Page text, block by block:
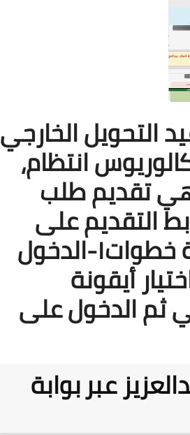
التحويل الخارجي
انتظام،
تقديم طلب
من خلال رابط التقديم على
خطوات١-الدخول
أيقونة
ثم الدخول على
عبربوابة
19 نوفمبر 2025